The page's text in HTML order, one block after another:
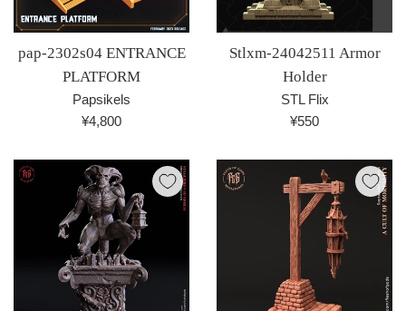
pap-2302s04 ENTRANCE
PLATFORM
Papsikels
通
価
格
¥4,800
Stlxm-24042511 Armor
Holder
STL Flix
通
価
格
¥550